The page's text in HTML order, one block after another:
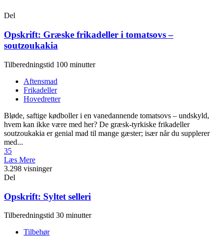
Del
Opskrift: Græske frikadeller i tomatsovs –
soutzoukakia
Tilberedningstid 100 minutter
Aftensmad
Frikadeller
Hovedretter
Bløde, saftige kødboller i en vanedannende tomatsovs – undskyld,
hvem kan ikke være med her? De græsk-tyrkiske frikadeller
soutzoukakia er genial mad til mange gæster; især når du supplerer
med...
35
Læs Mere
3.298 visninger
Del
Opskrift: Syltet selleri
Tilberedningstid 30 minutter
Tilbehør